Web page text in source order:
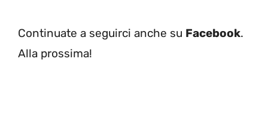
Continuate a seguirci anche su Facebook.
Alla prossima!